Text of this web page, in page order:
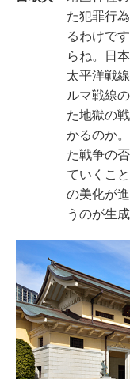
た犯罪行
るわけで
らね。日
太平洋戦
ルマ戦線
た地獄の
かるのか
た戦争の
ていくこ
の美化が
うのが生